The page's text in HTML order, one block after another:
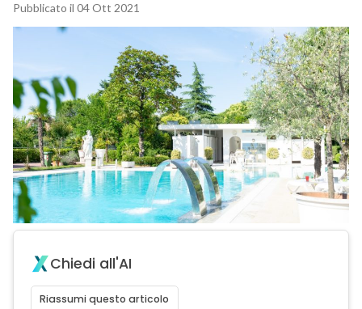
Pubblicato il 04 Ott 2021
Chiedi all'AI
Riassumi questo articolo